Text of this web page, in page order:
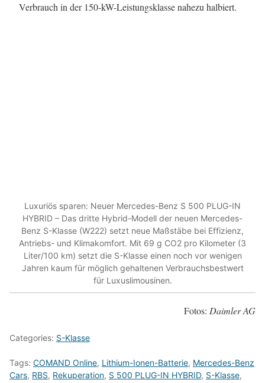
Verbrauch in der 150-kW-Leistungsklasse nahezu halbiert.
Luxuriös sparen: Neuer Mercedes-Benz S 500 PLUG-IN
HYBRID – Das dritte Hybrid-Modell der neuen Mercedes-
Benz S-Klasse (W222) setzt neue Maßstäbe bei Effizienz,
Antriebs- und Klimakomfort. Mit 69 g CO2 pro Kilometer (3
Liter/100 km) setzt die S-Klasse einen noch vor wenigen
Jahren kaum für möglich gehaltenen Verbrauchsbestwert
für Luxuslimousinen.
Fotos: Daimler AG
Categories: S-Klasse
Tags: COMAND Online, Lithium-Ionen-Batterie, Mercedes-Benz
Cars, RBS, Rekuperation, S 500 PLUG-IN HYBRID, S-Klasse,